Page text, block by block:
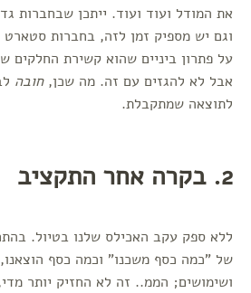
את המודל ועוד ועוד. ייתכן שבחברות
וגם יש מספיק זמן לזה, בחברות
על פתרון ביניים שהוא קשירת החלקים
אבל לא להגזים עם זה. מה שכן,חובה
לתוצאה שמתקבלת.
2. בקרה אחר התקציב
ללא ספק עקב האכילס שלנו בטיול.
של "כמה כסף משכנו" וכמה כסף
ושימושים; הממ.. זה לא החזיק יותר